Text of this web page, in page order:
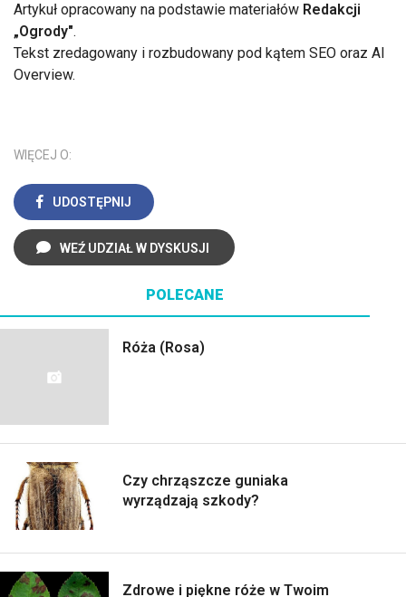
Artykuł opracowany na podstawie materiałów Redakcji
„Ogrody".
Tekst zredagowany i rozbudowany pod kątem SEO oraz AI
Overview.
WIĘCEJ O:
UDOSTĘPNIJ
WEŹ UDZIAŁ W DYSKUSJI
POLECANE
Róża (Rosa)
Czy chrząszcze guniaka
wyrządzają szkody?
Zdrowe i piękne róże w Twoim